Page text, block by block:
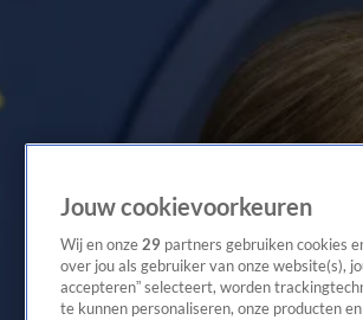
Jouw cookievoorkeuren
Wij en onze 29 partners gebruiken cookies
over jou als gebruiker van onze website(s),
accepteren” selecteert, worden
te kunnen personaliseren, onze producten